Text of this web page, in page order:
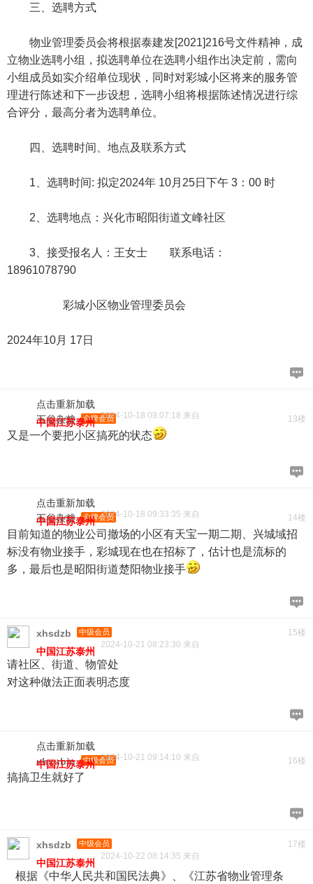
三、选聘方式
物业管理委员会将根据泰建发[2021]216号文件精神，成
立物业选聘小组，拟选聘单位在选聘小组作出决定前，需向
小组成员如实介绍单位现状，同时对彩城小区将来的服务管
理进行陈述和下一步设想，选聘小组将根据陈述情况进行综
合评分，最高分者为选聘单位。
四、选聘时间、地点及联系方式
1、选聘时间: 拟定2024年 10月25日下午 3：00 时
2、选聘地点：兴化市昭阳街道文峰社区
3、接受报名人：王女士 联系电话：
18961078790
彩城小区物业管理委员会
2024年10月 17日
点击重新加载
13楼
五谷杂粮 金牌会员2024-10-18 09:07:18 来自
中国江苏泰州
又是一个要把小区搞死的状态
点击重新加载
14楼
五谷杂粮 金牌会员2024-10-18 09:33:35 来自
中国江苏泰州
目前知道的物业公司撤场的小区有天宝一期二期、兴城域招
标没有物业接手，彩城现在也在招标了，估计也是流标的
多，最后也是昭阳街道楚阳物业接手
15楼
xhsdzb 中级会员
2024-10-21 08:23:30 来自
中国江苏泰州
请社区、街道、物管处
对这种做法正面表明态度
点击重新加载
16楼
xhxubin 中级会员2024-10-21 09:14:10 来自
中国江苏泰州
搞搞卫生就好了
17楼
xhsdzb 中级会员
2024-10-22 08:14:35 来自
中国江苏泰州
根据《中华人民共和国民法典》、《江苏省物业管理条